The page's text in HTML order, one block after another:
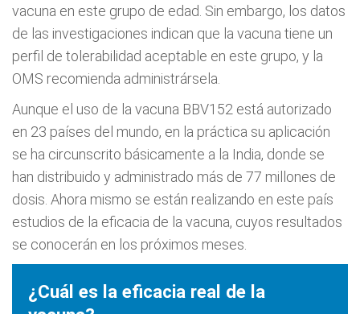
vacuna en este grupo de edad. Sin embargo, los datos
de las investigaciones indican que la vacuna tiene un
perfil de tolerabilidad aceptable en este grupo, y la
OMS recomienda administrársela.
Aunque el uso de la vacuna BBV152 está autorizado
en 23 países del mundo, en la práctica su aplicación
se ha circunscrito básicamente a la India, donde se
han distribuido y administrado más de 77 millones de
dosis. Ahora mismo se están realizando en este país
estudios de la eficacia de la vacuna, cuyos resultados
se conocerán en los próximos meses.
¿Cuál es la eficacia real de la